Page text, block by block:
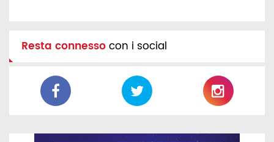
Resta connessocon i social